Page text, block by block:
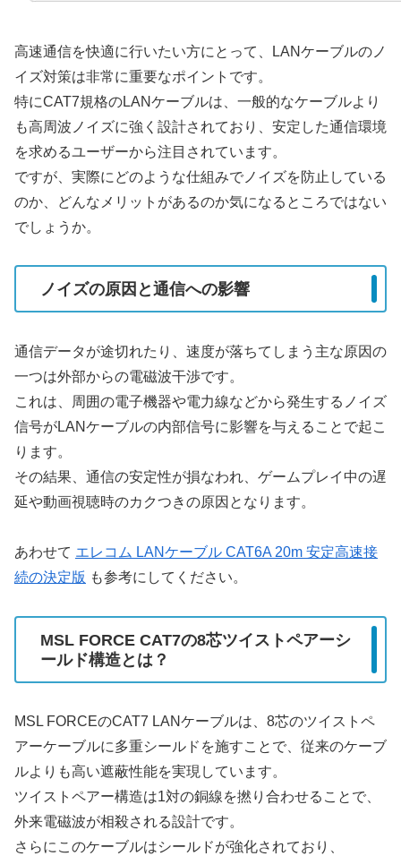
高速通信を快適に行いたい方にとって、LANケーブルのノ
イズ対策は非常に重要なポイントです。
特にCAT7規格のLANケーブルは、一般的なケーブルより
も高周波ノイズに強く設計されており、安定した通信環境
を求めるユーザーから注目されています。
ですが、実際にどのような仕組みでノイズを防止している
のか、どんなメリットがあるのか気になるところではない
でしょうか。
ノイズの原因と通信への影響
通信データが途切れたり、速度が落ちてしまう主な原因の
一つは外部からの電磁波干渉です。
これは、周囲の電子機器や電力線などから発生するノイズ
信号がLANケーブルの内部信号に影響を与えることで起こ
ります。
その結果、通信の安定性が損なわれ、ゲームプレイ中の遅
延や動画視聴時のカクつきの原因となります。
あわせて エレコム LANケーブル CAT6A 20m 安定高速接
続の決定版 も参考にしてください。
MSL FORCE CAT7の8芯ツイストペアーシ
ールド構造とは？
MSL FORCEのCAT7 LANケーブルは、8芯のツイストペ
アーケーブルに多重シールドを施すことで、従来のケーブ
ルよりも高い遮蔽性能を実現しています。
ツイストペアー構造は1対の銅線を撚り合わせることで、
外来電磁波が相殺される設計です。
さらにこのケーブルはシールドが強化されており、